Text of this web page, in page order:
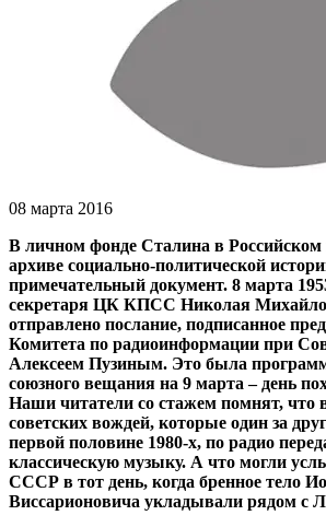
08 марта 2016
В личном фонде Сталина в Российском
архиве социально-политической
примечательный документ. 8 марта
секретаря ЦК КПСС Николая
отправлено послание, подписанное
Комитета по радиоинформации при
Алексеем Пузиным. Это была
союзного вещания на 9 марта – день
Наши читатели со стажем помнят, что
советских вождей, которые один за
первой половине 1980-х, по радио
классическую музыку. А что могли
СССР в тот день, когда бренное тело
Виссарионовича укладывали рядом с